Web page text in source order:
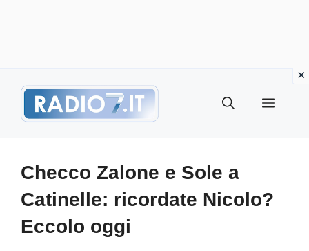
Menu
Checco Zalone e Sole a
Catinelle: ricordate Nicolo?
Eccolo oggi